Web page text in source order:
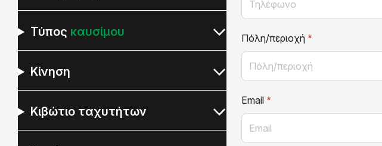
Πόλη/περιοχή
Email
Τύπος καυσίμου
Κίνηση
Κιβώτιο ταχυτήτων